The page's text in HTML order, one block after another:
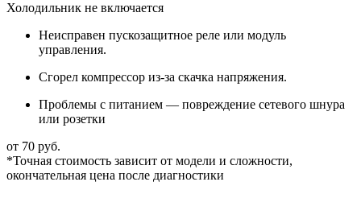
Холодильник не включается
Неисправен пускозащитное реле или модуль
управления.
Сгорел компрессор из-за скачка напряжения.
Проблемы с питанием — повреждение сетевого шнура
или розетки
от 70 руб.
*Точная стоимость зависит от модели и сложности,
окончательная цена после диагностики